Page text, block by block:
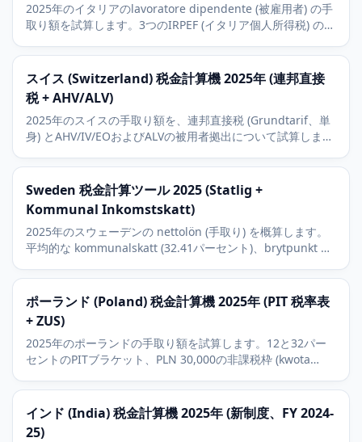
2025年のイタリアのlavoratore dipendente (被雇用者) の手
取り額を試算します。3つのIRPEF (イタリア個人所得税) の
雇用者のINPS拠出、8,500ユーロの非課税枠を含みます。
スイス (Switzerland) 税金計算機 2025年 (連邦直接
税 + AHV/ALV)
2025年のスイスの手取り額を、連邦直接税 (Grundtarif、単
身) とAHV/IV/EOおよびALVの被用者拠出について試算しま
Sweden 税金計算ツール 2025 (Statlig +
Kommunal Inkomstskatt)
2025年のスウェーデンの nettolön (手取り) を概算します。
平均的な kommunalskatt (32.41パーセント)、brytpunkt で
allmän pensionsavgift を使用します。
ポーランド (Poland) 税金計算機 2025年 (PIT 税率表
+ ZUS)
2025年のポーランドの手取り額を試算します。12と32パー
セントのPITブラケット、PLN 30,000の非課税枠 (kwota
康) を使います。
インド (India) 税金計算機 2025年 (新制度、FY 2024-
25)